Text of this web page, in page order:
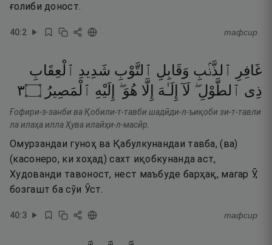
ғолиби доност.
40:2 тафсир
غَافِرِ ٱلذَّنۢبِ وَقَابِلِ ٱلتَّوْبِ شَدِيدِ ٱلْعِقَابِ
ذِى ٱلطَّوْلِ ۖ لَآ إِلَـٰهَ إِلَّا هُوَ ۖ إِلَيْهِ ٱلْمَصِيرُ ۝٣
Ғофири-з-занби ва Қобили-т-тавби шадӣди-л-ъиқоби зи-т-тавли
ла илаҳа илла Ҳува илайҳи-л-масӣр.
Омурзандаи гуноҳ ва Қабулкунандаи тавба, (ва)
(касонеро, ки хоҳад) сахт иқобкунанда аст,
Худованди тавоност, нест маъбуде барҳақ, магар Ӯ,
бозгашт ба сӯи Ӯст.
40:3 тафсир